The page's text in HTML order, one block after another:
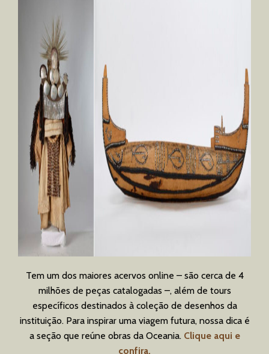
Tem um dos maiores acervos online – são cerca de 4
milhões de peças catalogadas –, além de tours
específicos destinados à coleção de desenhos da
instituição. Para inspirar uma viagem futura, nossa dica é
a seção que reúne obras da Oceania. Clique aqui e
confira.